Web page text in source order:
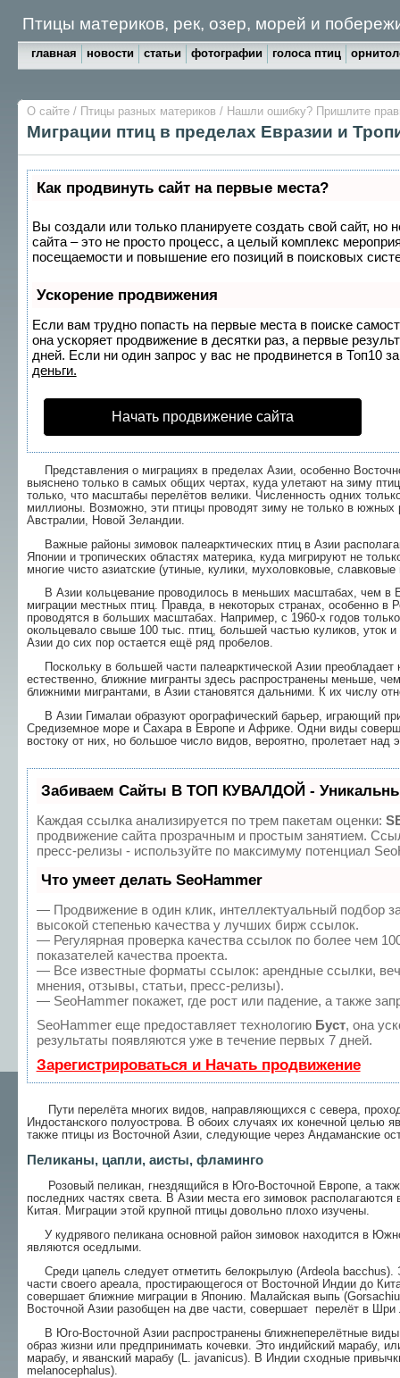
Птицы материков, рек, озер, морей и
главная новости статьи фотографии голоса птиц
О сайте / Птицы разных материков / Нашли ошибку? Пришлите
Миграции птиц в пределах Евразии и
Как продвинуть сайт на первые места?
Вы создали или только планируете создать свой сайт, но
сайта – это не просто процесс, а целый комплекс
посещаемости и повышение его позиций в поисковых
Ускорение продвижения
Если вам трудно попасть на первые места в поиске
она ускоряет продвижение в десятки раз, а первые
дней. Если ни один запрос у вас не продвинется в Топ10
деньги.
Начать продвижение сайта
Представления о миграциях в пределах Азии, особенно
выяснено только в самых общих чертах, куда улетают на зиму
только, что масштабы перелётов велики. Численность одних
миллионы. Возможно, эти птицы проводят зиму не только в южных
Австралии, Новой Зеландии.
Важные районы зимовок палеарктических птиц в Азии
Японии и тропических областях материка, куда мигрируют не
многие чисто азиатские (утиные, кулики, мухоловковые, славковые
В Азии кольцевание проводилось в меньших масштабах, чем в
миграции местных птиц. Правда, в некоторых странах, особенно в
проводятся в больших масштабах. Например, с 1960-х годов
окольцевало свыше 100 тыс. птиц, большей частью куликов, уток и
Азии до сих пор остается ещё ряд пробелов.
Поскольку в большей части палеарктической Азии
естественно, ближние мигранты здесь распространены меньше,
ближними мигрантами, в Азии становятся дальними. К их числу
В Азии Гималаи образуют орографический барьер, играющий
Средиземное море и Сахара в Европе и Африке. Одни виды
востоку от них, но большое число видов, вероятно, пролетает над
Забиваем Сайты В ТОП КУВАЛДОЙ -
Каждая ссылка анализируется по трем пакетам оценки:
продвижение сайта прозрачным и простым занятием.
пресс-релизы - используйте по максимуму потенциал
Что умеет делать SeoHammer
— Продвижение в один клик, интеллектуальный подбор
высокой степенью качества у лучших бирж ссылок.
— Регулярная проверка качества ссылок по более чем
показателей качества проекта.
— Все известные форматы ссылок: арендные ссылки,
мнения, отзывы, статьи, пресс-релизы).
— SeoHammer покажет, где рост или падение, а также
SeoHammer еще предоставляет технологию Буст, она
результаты появляются уже в течение первых 7 дней.
Зарегистрироваться и Начать продвижение
Пути перелёта многих видов, направляющихся с севера,
Индостанского полуострова. В обоих случаях их конечной целью
также птицы из Восточной Азии, следующие через Андаманские
Пеликаны, цапли, аисты, фламинго
Розовый пеликан, гнездящийся в Юго-Восточной Европе, а
последних частях света. В Азии места его зимовок
Китая. Миграции этой крупной птицы довольно плохо изучены.
У кудрявого пеликана основной район зимовок находится в
являются оседлыми.
Среди цапель следует отметить белокрылую (Ardeola bacchus).
части своего ареала, простирающегося от Восточной Индии до
совершает ближние миграции в Японию. Малайская выпь
Восточной Азии разобщен на две части, совершает перелёт в
В Юго-Восточной Азии распространены ближнеперелётные виды
образ жизни или предпринимать кочевки. Это индийский марабу,
марабу, и яванский марабу (L. javanicus). В Индии сходные
melanocephalus).